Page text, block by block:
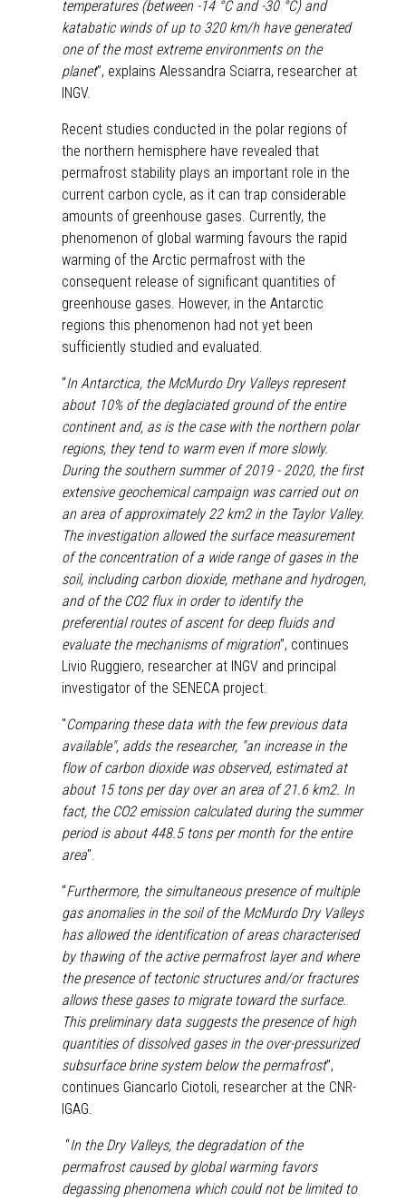
temperatures (between -14 °C and -30 °C) and
katabatic winds of up to 320 km/h have generated
one of the most extreme environments on the
planet”, explains Alessandra Sciarra, researcher at
INGV.
Recent studies conducted in the polar regions of
the northern hemisphere have revealed that
permafrost stability plays an important role in the
current carbon cycle, as it can trap considerable
amounts of greenhouse gases. Currently, the
phenomenon of global warming favours the rapid
warming of the Arctic permafrost with the
consequent release of significant quantities of
greenhouse gases. However, in the Antarctic
regions this phenomenon had not yet been
sufficiently studied and evaluated.
“In Antarctica, the McMurdo Dry Valleys represent
about 10% of the deglaciated ground of the entire
continent and, as is the case with the northern polar
regions, they tend to warm even if more slowly.
During the southern summer of 2019 - 2020, the first
extensive geochemical campaign was carried out on
an area of approximately 22 km2 in the Taylor Valley.
The investigation allowed the surface measurement
of the concentration of a wide range of gases in the
soil, including carbon dioxide, methane and hydrogen,
and of the CO2 flux in order to identify the
preferential routes of ascent for deep fluids and
evaluate the mechanisms of migration”, continues
Livio Ruggiero, researcher at INGV and principal
investigator of the SENECA project.
"Comparing these data with the few previous data
available", adds the researcher, "an increase in the
flow of carbon dioxide was observed, estimated at
about 15 tons per day over an area of 21.6 km2. In
fact, the CO2 emission calculated during the summer
period is about 448.5 tons per month for the entire
area".
“Furthermore, the simultaneous presence of multiple
gas anomalies in the soil of the McMurdo Dry Valleys
has allowed the identification of areas characterised
by thawing of the active permafrost layer and where
the presence of tectonic structures and/or fractures
allows these gases to migrate toward the surface.
This preliminary data suggests the presence of high
quantities of dissolved gases in the over-pressurized
subsurface brine system below the permafrost”,
continues Giancarlo Ciotoli, researcher at the CNR-
IGAG.
“In the Dry Valleys, the degradation of the
permafrost caused by global warming favors
degassing phenomena which could not be limited to